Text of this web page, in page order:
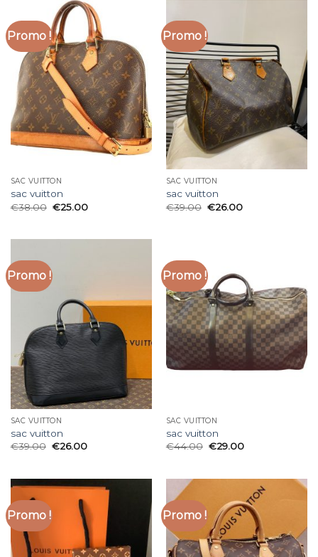
Promo !
SAC VUITTON
sac vuitton
€38.00 €25.00
Promo !
SAC VUITTON
sac vuitton
€39.00 €26.00
Promo !
SAC VUITTON
sac vuitton
€39.00 €26.00
Promo !
SAC VUITTON
sac vuitton
€44.00 €29.00
Promo ! Promo !